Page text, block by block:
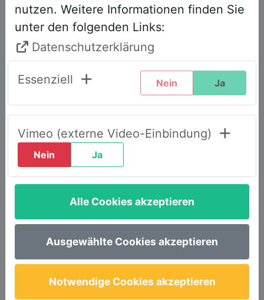
Sie daher folgende Schritte durch,
wenn Sie diesen Text zum ersten Mal
sehen, um weiterhin vollen Zugriff zu
haben:
Klicken Sie oben rechts auf den Reiter
„LOGIN AWS+“.
Geben Sie dort Ihre E-Mail-Adresse
ein.
Wählen Sie die Option „Passwort
vergessen“.
Sie erhalten umgehend eine E-Mail mit
einem Link, um ein neues Passwort
festzulegen.
Anschließend steht Ihnen Ihr Account
wie gewohnt – nun im neuen Design –
wieder zur Verfügung.
nutzen. Weitere Informationen finden Sie
unter den folgenden Links:
Datenschutzerklärung
Essenziell Nein Ja
Vimeo (externe Video-Einbindung)
Nein Ja
Alle Cookies akzeptieren
Ausgewählte Cookies akzeptieren
Notwendige Cookies akzeptieren